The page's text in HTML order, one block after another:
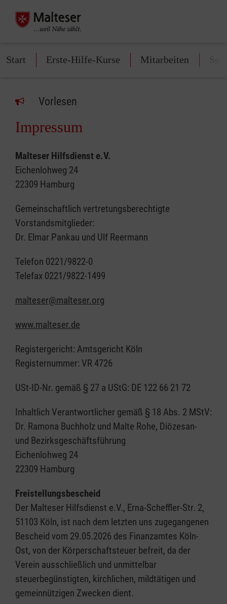
Start Erste-Hilfe-Kurse Mitarbeiten
Vorlesen
Impressum
Malteser Hilfsdienst e.V.
Eichenlohweg 24
22309 Hamburg
Gemeinschaftlich vertretungsberechtigte
Vorstandsmitglieder:
Dr. Elmar Pankau und Ulf Reermann
Telefon 0221/9822-0
Telefax 0221/9822-1499
malteser@malteser.org
www.malteser.de
Registergericht: Amtsgericht Köln
Registernummer: VR 4726
USt-ID-Nr. gemäß § 27 a UStG: DE 122 66 21 72
Inhaltlich Verantwortlicher gemäß § 18 Abs. 2 MStV:
Dr. Ramona Buchholz und Malte Rohe, Diözesan-
und Bezirksgeschäftsführung
Eichenlohweg 24
22309 Hamburg
Freistellungsbescheid
Der Malteser Hilfsdienst e.V., Erna-Scheffler-Str. 2,
51103 Köln, ist nach dem letzten uns zugegangenen
Bescheid vom 29.05.2026 des Finanzamtes Köln-
Ost, von der Körperschaftsteuer befreit, da der
Verein ausschließlich und unmittelbar
steuerbegünstigten, kirchlichen, mildtätigen und
gemeinnützigen Zwecken dient.